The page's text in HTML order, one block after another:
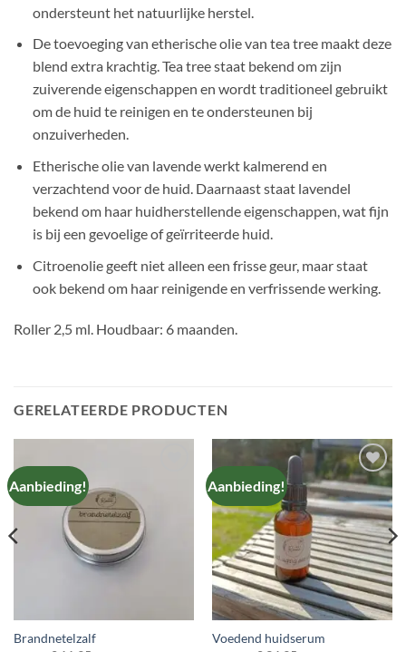
ondersteunt het natuurlijke herstel.
De toevoeging van etherische olie van tea tree maakt deze
blend extra krachtig. Tea tree staat bekend om zijn
zuiverende eigenschappen en wordt traditioneel gebruikt
om de huid te reinigen en te ondersteunen bij
onzuiverheden.
Etherische olie van lavende werkt kalmerend en
verzachtend voor de huid. Daarnaast staat lavendel
bekend om haar huidherstellende eigenschappen, wat fijn
is bij een gevoelige of geïrriteerde huid.
Citroenolie geeft niet alleen een frisse geur, maar staat
ook bekend om haar reinigende en verfrissende werking.
Roller 2,5 ml. Houdbaar: 6 maanden.
GERELATEERDE PRODUCTEN
Aanbieding!
TOEVOEGEN
AAN
VERLANGLIJST
Brandnetelzalf
Aanbieding!
TOEVOEGEN
AAN
VERLANGLIJST
Voedend huidserum